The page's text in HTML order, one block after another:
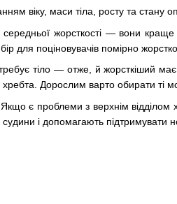
віку, маси тіла, росту та стану
жорсткості — вони краще
для поціновувачів помірно
тіло — отже, й жорсткіший
Дорослим варто обирати ті
є проблеми з верхнім
і допомагають підтримувати